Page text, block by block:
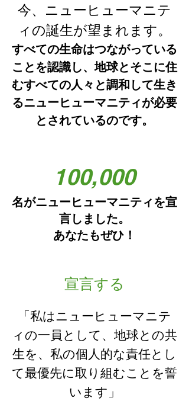
今、ニューヒューマニテ
ィの誕生が望まれます。
すべての生命はつながっている
ことを認識し、地球とそこに住
むすべての人々と調和して生き
るニューヒューマニティが必要
とされているのです。
100,000
名がニューヒューマニティを宣
言しました。
あなたもぜひ！
宣言する
「私はニューヒューマニテ
ィの一員として、地球との共
生を、私の個人的な責任とし
て最優先に取り組むことを誓
います」